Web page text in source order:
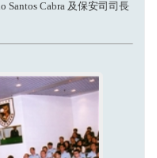
Santos Cabra 及保安司司長